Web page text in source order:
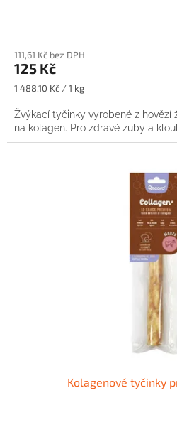
111,61 Kč bez DPH
125 Kč
Měrná
1 488,10 Kč / 1 kg
Žvýkací tyčinky vyrobené z hovězí
na kolagen. Pro zdravé zuby a
Kolagenové tyčinky